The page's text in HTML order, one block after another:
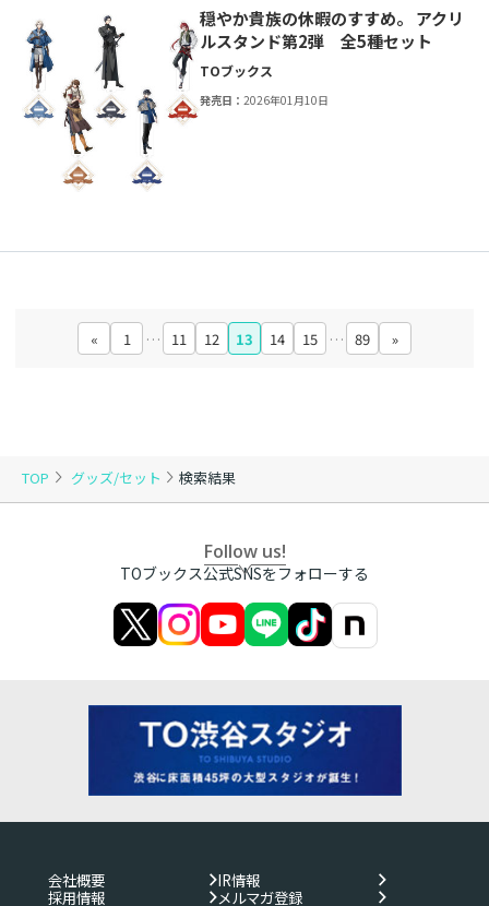
TOP グッズ/セット 検索結果
穏やか貴族の休暇のすすめ。 アクリ
ルスタンド第2弾 全5種セット
TOブックス
発売日：2026年01月10日
« 1 … 11 12 13 14 15 … 89 »
Follow us!
TOブックス公式SNSをフォローする
会社概要
IR情報
採用情報
メルマガ登録